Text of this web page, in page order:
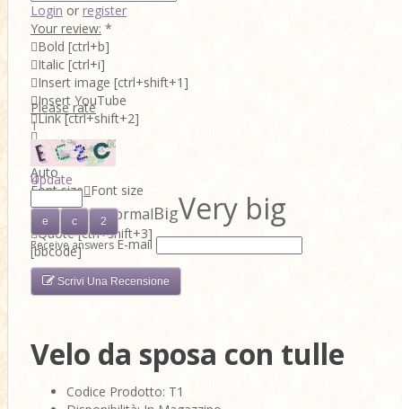
Login or register
Your review: *
Bold [ctrl+b]
Italic [ctrl+i]
Insert image [ctrl+shift+1]
Insert YouTube
Link [ctrl+shift+2]

Font color
Auto
Font sizeFont size
Very small SmallNormalBigVery big
Quote [ctrl+shift+3]
[bbcode]
Please rate
1
2
4
Update
Receive answers E-mail
Scrivi Una Recensione
Velo da sposa con tulle
Codice Prodotto: T1